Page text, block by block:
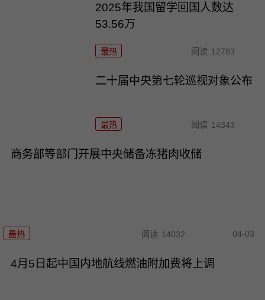
2025年我国留学回国人数达
53.56万
最热 阅读 12783
二十届中央第七轮巡视对象公布
最热 阅读 14343
商务部等部门开展中央储备冻猪肉收储
最热 阅读 14032 04-03
4月5日起中国内地航线燃油附加费将上调